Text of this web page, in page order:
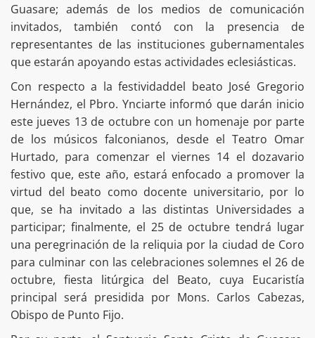
Guasare; además de los medios de comunicación
invitados, también contó con la presencia de
representantes de las instituciones gubernamentales
que estarán apoyando estas actividades eclesiásticas.
Con respecto a la festividaddel beato José Gregorio
Hernández, el Pbro. Ynciarte informó que darán inicio
este jueves 13 de octubre con un homenaje por parte
de los músicos falconianos, desde el Teatro Omar
Hurtado, para comenzar el viernes 14 el dozavario
festivo que, este año, estará enfocado a promover la
virtud del beato como docente universitario, por lo
que, se ha invitado a las distintas Universidades a
participar; finalmente, el 25 de octubre tendrá lugar
una peregrinación de la reliquia por la ciudad de Coro
para culminar con las celebraciones solemnes el 26 de
octubre, fiesta litúrgica del Beato, cuya Eucaristía
principal será presidida por Mons. Carlos Cabezas,
Obispo de Punto Fijo.